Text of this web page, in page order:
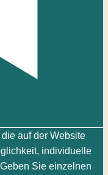
auf der Website
individuelle
Sie einzelnen